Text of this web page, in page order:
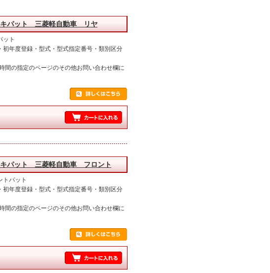
キパット 三菱軽自動車 リヤ
ト
年度登録・型式・型式指定番号・類別区分
間の指定のページのその他お問い合わせ欄に
キパット 三菱軽自動車 フロント
パット
年度登録・型式・型式指定番号・類別区分
間の指定のページのその他お問い合わせ欄に